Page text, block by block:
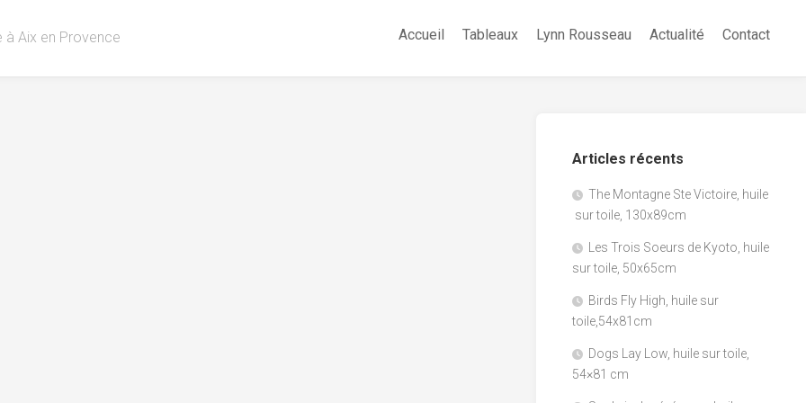
à Aix en Provence Accueil Tableaux Lynn Rousseau Actualité Contact
Articles récents
The Montagne Ste Victoire, huile
sur toile, 130x89cm
Les Trois Soeurs de Kyoto, huile
sur toile, 50x65cm
Birds Fly High, huile sur
toile,54x81cm
Dogs Lay Low, huile sur toile,
54×81 cm